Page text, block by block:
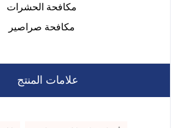
مكافحة الحشرات
مكافحة صراصير
علامات المنتج